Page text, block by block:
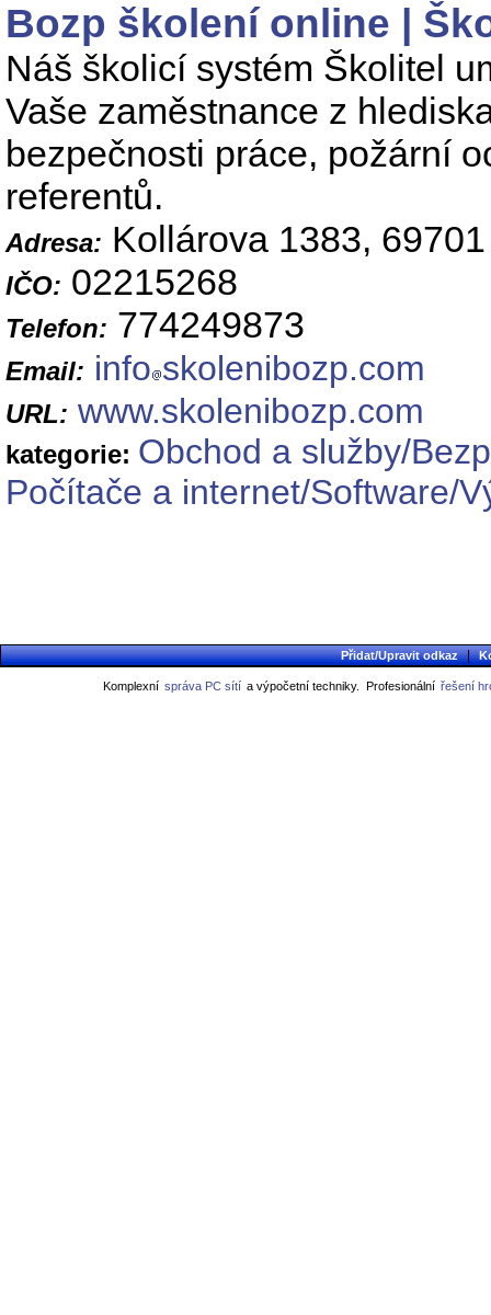
Bozp školení online |
Náš školicí systém Školitel
Vaše zaměstnance z
bezpečnosti práce, požární
referentů.
Adresa: Kollárova 1383,
IČO: 02215268
Telefon: 774249873
Email: info skolenibozp.com
URL: www.skolenibozp.com
kategorie: Obchod a služby/
Počítače a internet/Software/
Přidat/Upravit odkaz |
Komplexní správa PC sítí a výpočetní techniky. Profesionální řešení